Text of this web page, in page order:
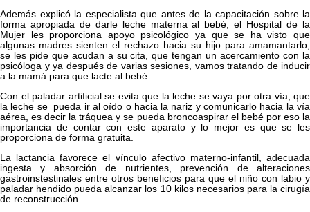
Además explicó la especialista que antes de la capacitación sobre la
forma apropiada de darle leche materna al bebé, el Hospital de la
Mujer les proporciona apoyo psicológico ya que se ha visto que
algunas madres sienten el rechazo hacia su hijo para amamantarlo,
se les pide que acudan a su cita, que tengan un acercamiento con la
psicóloga y ya después de varias sesiones, vamos tratando de inducir
a la mamá para que lacte al bebé.
Con el paladar artificial se evita que la leche se vaya por otra vía, que
la leche se pueda ir al oído o hacia la nariz y comunicarlo hacia la vía
aérea, es decir la tráquea y se pueda broncoaspirar el bebé por eso la
importancia de contar con este aparato y lo mejor es que se les
proporciona de forma gratuita.
La lactancia favorece el vínculo afectivo materno-infantil, adecuada
ingesta y absorción de nutrientes, prevención de alteraciones
gastroinstestinales entre otros beneficios para que el niño con labio y
paladar hendido pueda alcanzar los 10 kilos necesarios para la cirugía
de reconstrucción.